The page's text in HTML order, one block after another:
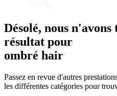
Désolé, nous
résultat pour
ombré hair
Passez en revue d'autres
les différentes catégories pour